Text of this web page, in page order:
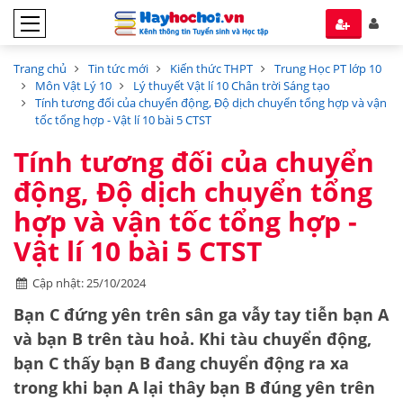
Trang chủ Tin tức mới Kiến thức THPT
Trung Học PT lớp 10
Môn Vật Lý 10
Lý thuyết Vật lí 10 Chân trời Sáng tạo
Tính tương đối của chuyển động, Độ dịch chuyển tổng hợp và vận
tốc tổng hợp - Vật lí 10 bài 5 CTST
Tính tương đối của chuyển
động, Độ dịch chuyển tổng
hợp và vận tốc tổng hợp -
Vật lí 10 bài 5 CTST
Cập nhật: 25/10/2024
Bạn C đứng yên trên sân ga vẫy tay tiễn bạn A
và bạn B trên tàu hoả. Khi tàu chuyển động,
bạn C thấy bạn B đang chuyển động ra xa
trong khi bạn A lại thây bạn B đúng yên trên